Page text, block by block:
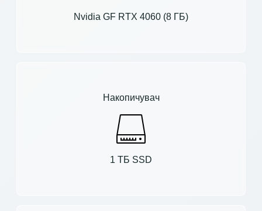
Nvidia GF RTX 4060 (8 ГБ)
Накопичувач
1 ТБ SSD